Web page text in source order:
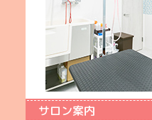
サロン案内